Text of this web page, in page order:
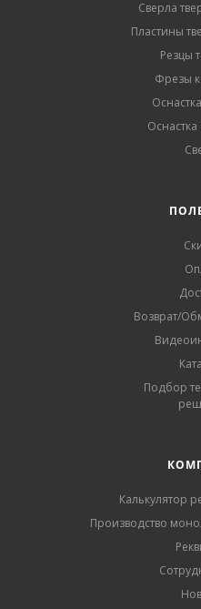
Сверла
Пластины
Резцы
Фрезы
Возврат/
Подбор
Калькулятор
Производство